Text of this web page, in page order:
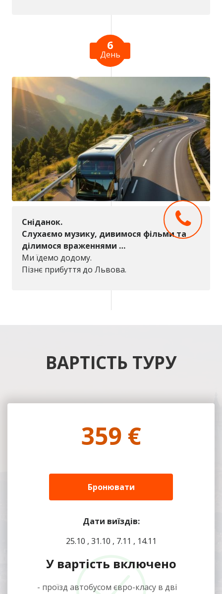
6
День
Сніданок.
Слухаємо музику, дивимося фільми та
ділимося враженнями …
Ми їдемо додому.
Пізнє прибуття до Львова.
ВАРТІСТЬ ТУРУ
359 €
Бронювати
Дати виїздів:
25.10 , 31.10 , 7.11 , 14.11
У вартість включено
- проїзд автобусом євро-класу в дві